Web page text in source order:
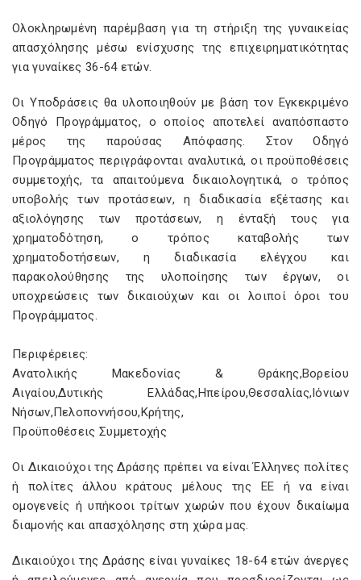
Ολοκληρωµένη παρέµβαση για τη στήριξη της γυναικείας
απασχόλησης µέσω ενίσχυσης της επιχειρηµατικότητας
για γυναίκες 36-64 ετών.
Οι Υποδράσεις θα υλοποιηθούν µε βάση τον Εγκεκριµένο
Οδηγό Προγράµµατος, ο οποίος αποτελεί αναπόσπαστο
µέρος της παρούσας Απόφασης. Στον Οδηγό
Προγράµµατος περιγράφονται αναλυτικά, οι προϋποθέσεις
συµµετοχής, τα απαιτούµενα δικαιολογητικά, ο τρόπος
υποβολής των προτάσεων, η διαδικασία εξέτασης και
αξιολόγησης των προτάσεων, η ένταξή τους για
χρηµατοδότηση, ο τρόπος καταβολής των
χρηµατοδοτήσεων, η διαδικασία ελέγχου και
παρακολούθησης της υλοποίησης των έργων, οι
υποχρεώσεις των δικαιούχων και οι λοιποί όροι του
Προγράµµατος.
Περιφέρειες:
Ανατολικής Μακεδονίας & Θράκης,Βορείου
Αιγαίου,Δυτικής Ελλάδας,Ηπείρου,Θεσσαλίας,Ιόνιων
Νήσων,Πελοποννήσου,Κρήτης,
Προϋποθέσεις Συμμετοχής
Οι ∆ικαιούχοι της ∆ράσης πρέπει να είναι Έλληνες πολίτες
ή πολίτες άλλου κράτους µέλους της ΕΕ ή να είναι
οµογενείς ή υπήκοοι τρίτων χωρών που έχουν δικαίωµα
διαµονής και απασχόλησης στη χώρα µας.
∆ικαιούχοι της ∆ράσης είναι γυναίκες 18-64 ετών άνεργες